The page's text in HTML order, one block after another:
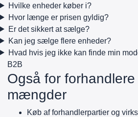
Hvilke enheder køber i?
Hvor længe er prisen gyldig?
Er det sikkert at sælge?
Kan jeg sælge flere enheder?
Hvad hvis jeg ikke kan finde min
B2B
Også for
mængder
Køb af forhandlerpartier og